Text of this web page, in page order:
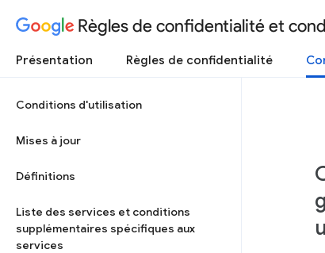
Règles de confidentialité et
Présentation Règles de confidentialité
Conditions d'utilisation
Mises à jour
Définitions
Liste des services et conditions
supplémentaires spécifiques aux
services